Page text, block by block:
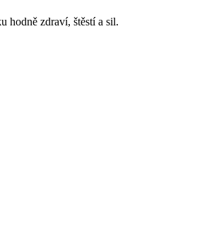
hodně zdraví, štěstí a sil.